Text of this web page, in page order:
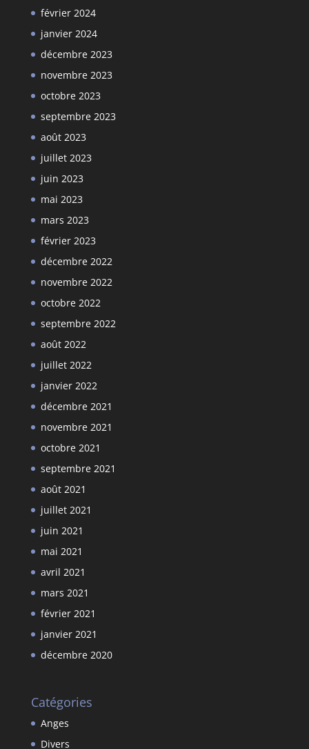
février 2024
janvier 2024
décembre 2023
novembre 2023
octobre 2023
septembre 2023
août 2023
juillet 2023
juin 2023
mai 2023
mars 2023
février 2023
décembre 2022
novembre 2022
octobre 2022
septembre 2022
août 2022
juillet 2022
janvier 2022
décembre 2021
novembre 2021
octobre 2021
septembre 2021
août 2021
juillet 2021
juin 2021
mai 2021
avril 2021
mars 2021
février 2021
janvier 2021
décembre 2020
Catégories
Anges
Divers